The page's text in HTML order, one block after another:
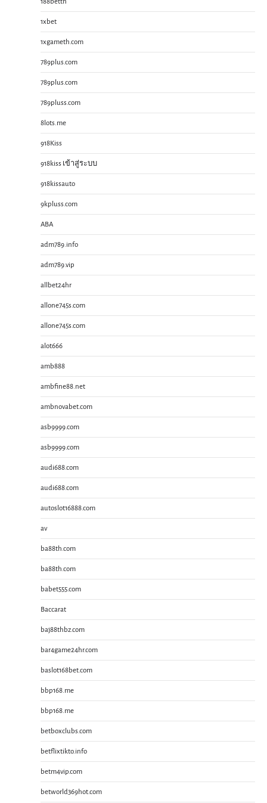
188betth
1xbet
1xgameth.com
789plus.com
789plus.com
789pluss.com
8lots.me
918Kiss
918kiss เข้าสู่ระบบ
918kissauto
9kpluss.com
ABA
adm789.info
adm789.vip
allbet24hr
allone745s.com
allone745s.com
alot666
amb888
ambfine88.net
ambnovabet.com
asb9999.com
asb9999.com
audi688.com
audi688.com
autoslot16888.com
av
ba88th.com
ba88th.com
babet555.com
Baccarat
baj88thbz.com
bar4game24hr.com
baslot168bet.com
bbp168.me
bbp168.me
betboxclubs.com
betflixtikto.info
betm4vip.com
betworld369hot.com